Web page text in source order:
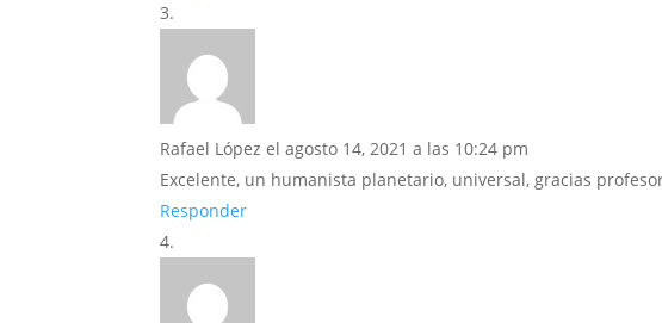
Rafael López el agosto 14, 2021 a las 10:24 pm
Excelente, un humanista planetario, universal, gracias
Responder